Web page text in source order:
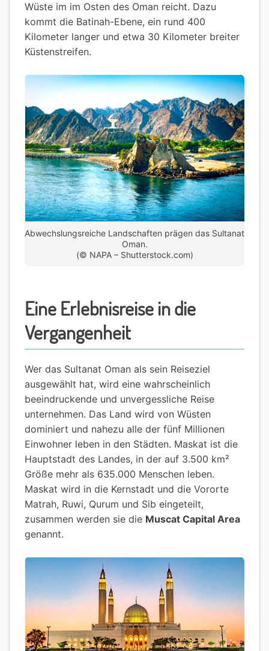
Wüste im im Osten des Oman reicht. Dazu
kommt die Batinah-Ebene, ein rund 400
Kilometer langer und etwa 30 Kilometer breiter
Küstenstreifen.
Abwechslungsreiche Landschaften prägen das Sultanat
Oman.
(© NAPA – Shutterstock.com)
Eine Erlebnisreise in die
Vergangenheit
Wer das Sultanat Oman als sein Reiseziel
ausgewählt hat, wird eine wahrscheinlich
beeindruckende und unvergessliche Reise
unternehmen. Das Land wird von Wüsten
dominiert und nahezu alle der fünf Millionen
Einwohner leben in den Städten. Maskat ist die
Hauptstadt des Landes, in der auf 3.500 km²
Größe mehr als 635.000 Menschen leben.
Maskat wird in die Kernstadt und die Vororte
Matrah, Ruwi, Qurum und Sib eingeteilt,
zusammen werden sie die Muscat Capital Area
genannt.